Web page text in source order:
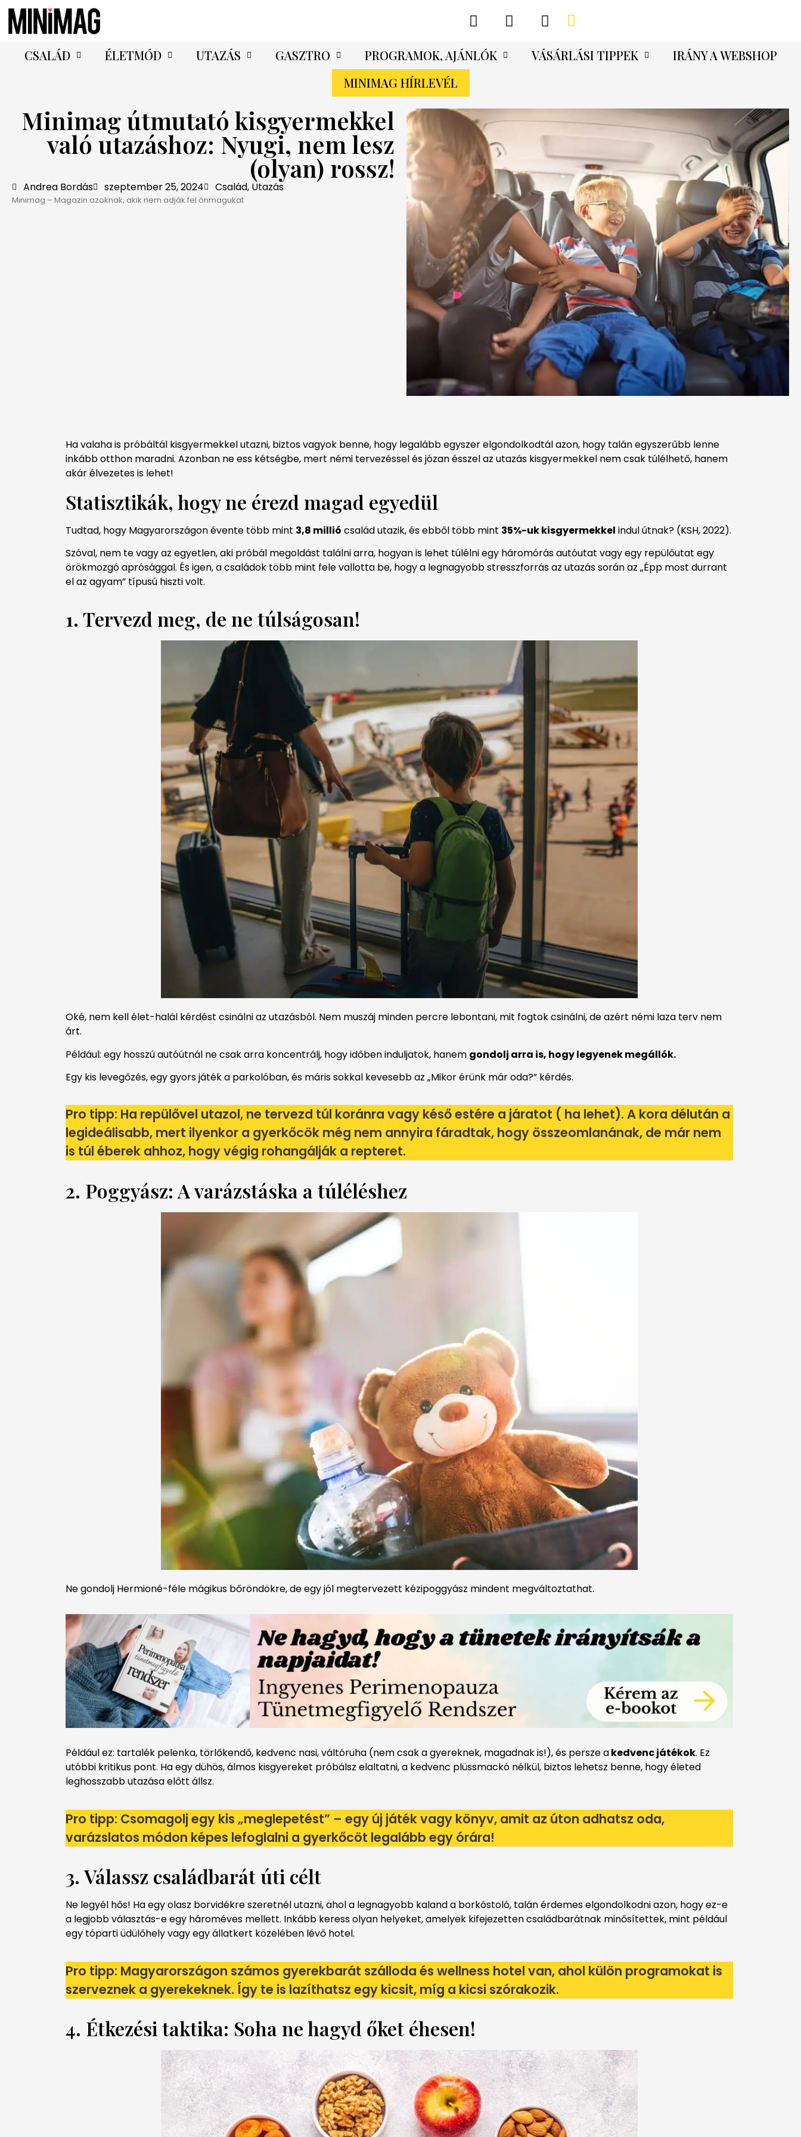
CSALÁD ÉLETMÓD UTAZÁS GASZTRO PROGRAMOK, AJÁNLÓK VÁSÁRLÁSI TIPPEK
IRÁNY A WEBSHOP
MINIMAG HÍRLEVÉL
Minimag útmutató kisgyermekkel
való utazáshoz: Nyugi, nem lesz
(olyan) rossz!
Andrea Bordás szeptember 25, 2024 Család, Utazás
Minimag – Magazin azoknak, akik nem adják fel önmagukat
Ha valaha is próbáltál kisgyermekkel utazni, biztos vagyok benne, hogy legalább egyszer elgondolkodtál azon, hogy talán egyszerűbb lenne
inkább otthon maradni. Azonban ne ess kétségbe, mert némi tervezéssel és józan ésszel az utazás kisgyermekkel nem csak túlélhető, hanem
akár élvezetes is lehet!
Statisztikák, hogy ne érezd magad egyedül
Tudtad, hogy Magyarországon évente több mint 3,8 millió család utazik, és ebből több mint 35%-uk kisgyermekkel indul útnak? (KSH, 2022).
Szóval, nem te vagy az egyetlen, aki próbál megoldást találni arra, hogyan is lehet túlélni egy háromórás autóutat vagy egy repülőutat egy
örökmozgó aprósággal. És igen, a családok több mint fele vallotta be, hogy a legnagyobb stresszforrás az utazás során az „Épp most durrant
el az agyam” típusú hiszti volt.
1. Tervezd meg, de ne túlságosan!
Oké, nem kell élet-halál kérdést csinálni az utazásból. Nem muszáj minden percre lebontani, mit fogtok csinálni, de azért némi laza terv nem
árt.
Például: egy hosszú autóútnál ne csak arra koncentrálj, hogy időben induljatok, hanem gondolj arra is, hogy legyenek megállók.
Egy kis levegőzés, egy gyors játék a parkolóban, és máris sokkal kevesebb az „Mikor érünk már oda?” kérdés.
Pro tipp: Ha repülővel utazol, ne tervezd túl koránra vagy késő estére a járatot ( ha lehet). A kora délután a
legideálisabb, mert ilyenkor a gyerkőcök még nem annyira fáradtak, hogy összeomlanának, de már nem
is túl éberek ahhoz, hogy végig rohangálják a repteret.
2. Poggyász: A varázstáska a túléléshez
Ne gondolj Hermioné-féle mágikus bőröndökre, de egy jól megtervezett kézipoggyász mindent megváltoztathat.
Például ez: tartalék pelenka, törlőkendő, kedvenc nasi, váltóruha (nem csak a gyereknek, magadnak is!), és persze akedvenc játékok. Ez
utóbbi kritikus pont. Ha egy dühös, álmos kisgyereket próbálsz elaltatni, a kedvenc plüssmackó nélkül, biztos lehetsz benne, hogy életed
leghosszabb utazása előtt állsz.
Pro tipp: Csomagolj egy kis „meglepetést” – egy új játék vagy könyv, amit az úton adhatsz oda,
varázslatos módon képes lefoglalni a gyerkőcöt legalább egy órára!
3. Válassz családbarát úti célt
Ne legyél hős! Ha egy olasz borvidékre szeretnél utazni, ahol a legnagyobb kaland a borkóstoló, talán érdemes elgondolkodni azon, hogy ez-e
a legjobb választás-e egy hároméves mellett. Inkább keress olyan helyeket, amelyek kifejezetten családbarátnak minősítettek, mint például
egy tóparti üdülőhely vagy egy állatkert közelében lévő hotel.
Pro tipp: Magyarországon számos gyerekbarát szálloda és wellness hotel van, ahol külön programokat is
szerveznek a gyerekeknek. Így te is lazíthatsz egy kicsit, míg a kicsi szórakozik.
4. Étkezési taktika: Soha ne hagyd őket éhesen!